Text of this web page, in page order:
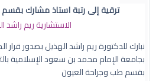
ترقية إلى رتبة استاذ مشارك
الاستشارية ريم راشد
نبارك للدكتورة ريم راشد الهذيل بصدور
بجامعة الإمام محمد بن سعود الإسلامية
بقسم طب وجراحة العيون